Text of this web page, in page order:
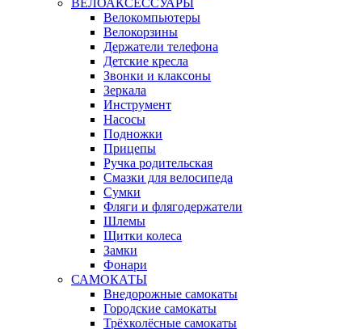
Велокомпьютеры
Велокорзины
Держатели телефона
Детские кресла
Звонки и клаксоны
Зеркала
Инструмент
Насосы
Подножки
Прицепы
Ручка родительская
Смазки для велосипеда
Сумки
Фляги и флягодержатели
Шлемы
Щитки колеса
Замки
Фонари
САМОКАТЫ
Внедорожные самокаты
Городские самокаты
Трёхколёсные самокаты